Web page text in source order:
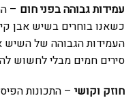
עמידות גבוהה בפני חום –
כשאנו בוחרים בשיש אבן
העמידות הגבוהה של השיש
סירים חמים מבלי לחשוש
חוזק וקושי – התכונות